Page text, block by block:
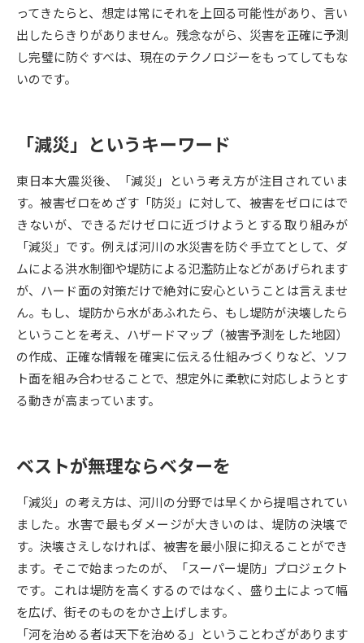
大学で学べる内容や特徴を調べる
新増設大学・学部・学科特集
デジタルパンフレット 進路の３択
新学年スタート号特集ページ
（高3生用）
新学年スタート号特集ページ
（高2生用）
SELFBRAND特集ページ
オープンキャンパスなどを調べる
オープンキャンパス検索 実施プログラムから探す
来場型・Web型イベント特集
受験準備
志望校・出願校を調べる
併願校選び 受験スケジュールを立てよう
先輩が入学を決めた理由 テレメール全国一斉進学調査
ってきたらと、想定は常にそれを上回る可能性があり、言い
出したらきりがありません。残念ながら、災害を正確に予測
し完璧に防ぐすべは、現在のテクノロジーをもってしてもな
いのです。
「減災」というキーワード
東日本大震災後、「減災」という考え方が注目されていま
す。被害ゼロをめざす「防災」に対して、被害をゼロにはで
きないが、できるだけゼロに近づけようとする取り組みが
「減災」です。例えば河川の水災害を防ぐ手立てとして、ダ
ムによる洪水制御や堤防による氾濫防止などがあげられます
が、ハード面の対策だけで絶対に安心ということは言えませ
ん。もし、堤防から水があふれたら、もし堤防が決壊したら
ということを考え、ハザードマップ（被害予測をした地図）
の作成、正確な情報を確実に伝える仕組みづくりなど、ソフ
ト面を組み合わせることで、想定外に柔軟に対応しようとす
る動きが高まっています。
ベストが無理ならベターを
「減災」の考え方は、河川の分野では早くから提唱されてい
ました。水害で最もダメージが大きいのは、堤防の決壊で
す。決壊さえしなければ、被害を最小限に抑えることができ
ます。そこで始まったのが、「スーパー堤防」プロジェクト
です。これは堤防を高くするのではなく、盛り土によって幅
を広げ、街そのものをかさ上げします。
「河を治める者は天下を治める」ということわざがあります